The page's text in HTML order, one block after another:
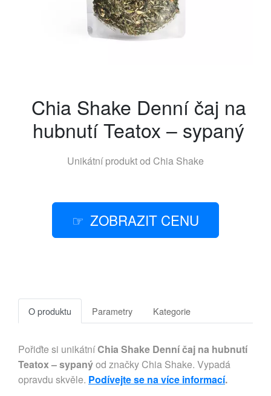
Chia Shake Denní čaj na
hubnutí Teatox – sypaný
Unikátní produkt od Chia Shake
ZOBRAZIT CENU
O produktu Parametry Kategorie
Pořiďte si unikátníChia Shake Denní čaj na hubnutí
Teatox – sypanýod značky Chia Shake. Vypadá
opravdu skvěle. Podívejte se na více informací.